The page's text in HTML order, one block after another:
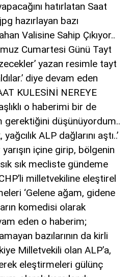
hatırlatan Saat
hazırlayan bazı
Valisine Sahip Çıkıyor..
Cumartesi Günü Tayt
yazan resimle tayt
diye devam eden
KULESİNİ NEREYE
o haberimi bir de
gerektiğini düşünüyordum..
ALP dağlarını aştı..’
içine girip, bölgenin
sık sık mecliste gündeme
milletvekiline eleştirel
‘Gelene ağam, gidene
komedisi olarak
eden o haberim;
bazılarının da kirli
Milletvekili olan ALP’a,
eleştirmeleri gülünç